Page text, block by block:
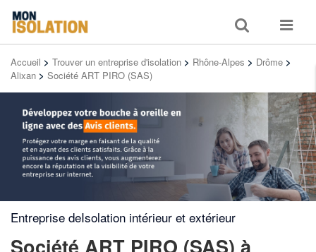
Toggle
search
Toggle
Accueil > Trouver un entreprise d'isolation > Rhône-Alpes > Drôme >
Alixan > Société ART PIRO (SAS)
Entreprise deIsolation intérieur et extérieur
Société ART PIRO (SAS) à